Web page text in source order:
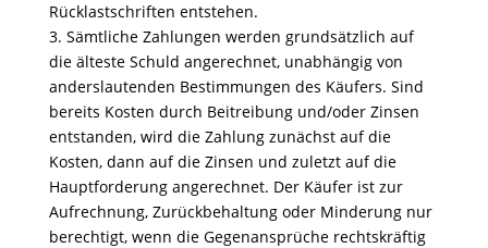
Rücklastschriften entstehen.
3. Sämtliche Zahlungen werden grundsätzlich auf
die älteste Schuld angerechnet, unabhängig von
anderslautenden Bestimmungen des Käufers. Sind
bereits Kosten durch Beitreibung und/oder Zinsen
entstanden, wird die Zahlung zunächst auf die
Kosten, dann auf die Zinsen und zuletzt auf die
Hauptforderung angerechnet. Der Käufer ist zur
Aufrechnung, Zurückbehaltung oder Minderung nur
berechtigt, wenn die Gegenansprüche rechtskräftig